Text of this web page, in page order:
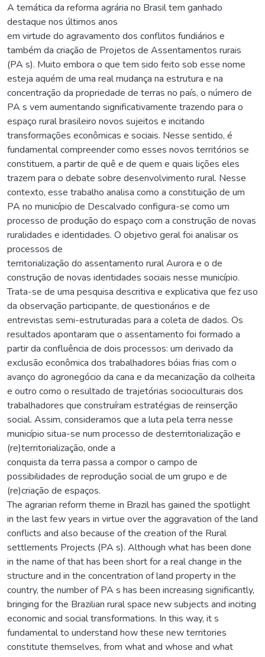
A temática da reforma agrária no Brasil tem ganhado
destaque nos últimos anos
em virtude do agravamento dos conflitos fundiários e
também da criação de Projetos de Assentamentos rurais
(PA s). Muito embora o que tem sido feito sob esse nome
esteja aquém de uma real mudança na estrutura e na
concentração da propriedade de terras no país, o número de
PA s vem aumentando significativamente trazendo para o
espaço rural brasileiro novos sujeitos e incitando
transformações econômicas e sociais. Nesse sentido, é
fundamental compreender como esses novos territórios se
constituem, a partir de quê e de quem e quais lições eles
trazem para o debate sobre desenvolvimento rural. Nesse
contexto, esse trabalho analisa como a constituição de um
PA no município de Descalvado configura-se como um
processo de produção do espaço com a construção de novas
ruralidades e identidades. O objetivo geral foi analisar os
processos de
territorialização do assentamento rural Aurora e o de
construção de novas identidades sociais nesse município.
Trata-se de uma pesquisa descritiva e explicativa que fez uso
da observação participante, de questionários e de
entrevistas semi-estruturadas para a coleta de dados. Os
resultados apontaram que o assentamento foi formado a
partir da confluência de dois processos: um derivado da
exclusão econômica dos trabalhadores bóias frias com o
avanço do agronegócio da cana e da mecanização da colheita
e outro como o resultado de trajetórias socioculturais dos
trabalhadores que construíram estratégias de reinserção
social. Assim, consideramos que a luta pela terra nesse
município situa-se num processo de desterritorialização e
(re)territorialização, onde a
conquista da terra passa a compor o campo de
possibilidades de reprodução social de um grupo e de
(re)criação de espaços.
The agrarian reform theme in Brazil has gained the spotlight
in the last few years in virtue over the aggravation of the land
conflicts and also because of the creation of the Rural
settlements Projects (PA s). Although what has been done
in the name of that has been short for a real change in the
structure and in the concentration of land property in the
country, the number of PA s has been increasing significantly,
bringing for the Brazilian rural space new subjects and inciting
economic and social transformations. In this way, it s
fundamental to understand how these new territories
constitute themselves, from what and whose and what